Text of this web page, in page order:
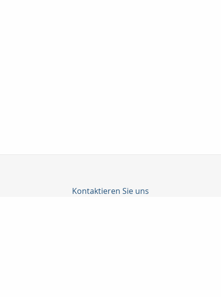
Kontaktieren Sie uns